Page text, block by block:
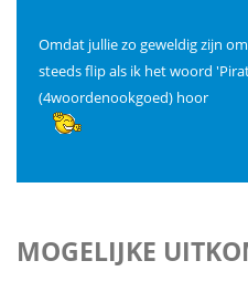
Omdat jullie zo geweldig zijn
steeds flip als ik het woord
(4woordenookgoed) hoor
MOGELIJKE